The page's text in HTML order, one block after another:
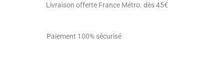
Livraison offerte France Métro. dès 45€
Paiement 100% sécurisé